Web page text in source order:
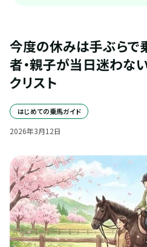
今度の休みは手ぶらで
者・親子が当日迷わな
クリスト
はじめての乗馬ガイド
2026年3月12日